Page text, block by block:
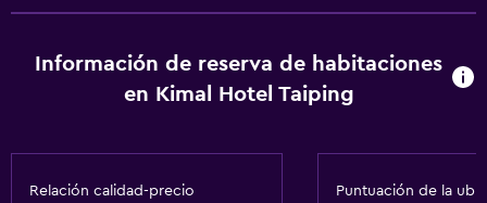
Internet
Información de reserva de habitaciones
en Kimal Hotel Taiping
Relación calidad-precio Puntuación de la